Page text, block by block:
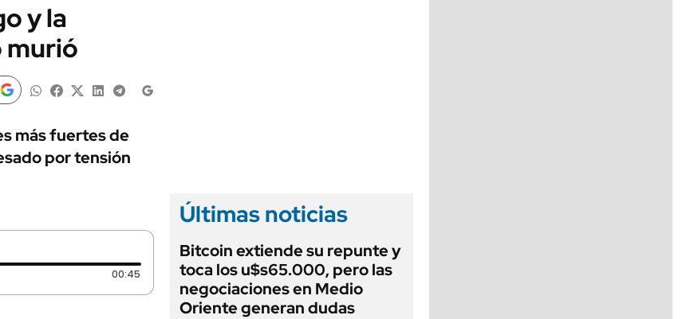
MUNDO
INFORMACIÓN GENERAL
LIFESTYLE
AUTOS
y la
murió
más fuertes de
por tensión
00:45 Duración: 45 segundos
Últimas noticias
Bitcoin extiende su repunte y
toca los u$s65.000, pero las
negociaciones en Medio
Oriente generan dudas